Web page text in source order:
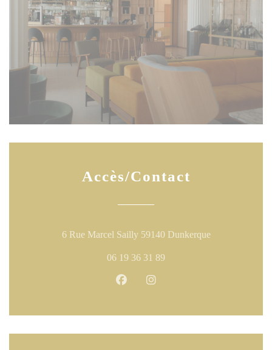
Accès/Contact
6 Rue Marcel Sailly 59140 Dunkerque((ouvre une
06 19 36 31 89
Facebook ((ouvre une nouvelle